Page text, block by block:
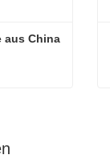
aus China